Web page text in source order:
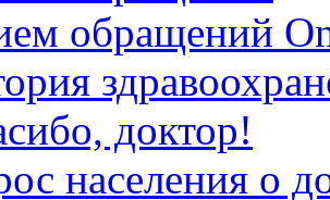
обращений
доктор!
населения о